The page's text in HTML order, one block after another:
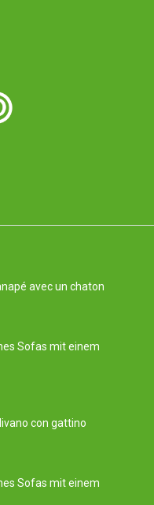
avec un chaton
Sofas mit einem
con gattino
Sofas mit einem